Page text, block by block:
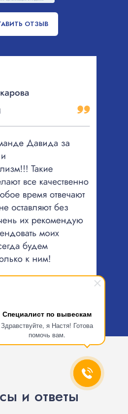
Специалист по вывескам
Здравствуйте, я Настя! Готова
помочь вам.
ОТЗЫВ
и ответы